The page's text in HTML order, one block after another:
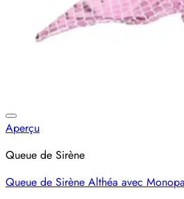
Aperçu
Queue de Sirène
Queue de Sirène Althéa avec